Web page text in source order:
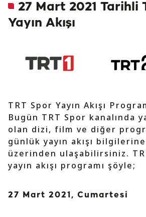
27 Mart 2021 Tarihli
Yayın Akışı
TRT Spor Yayın Akışı
Bugün TRT Spor kanalında
olan dizi, film ve diğer
günlük yayın akışı
üzerinden ulaşabilirsiniz.
yayın akışı programı şöyle;
27 Mart 2021, Cumartesi